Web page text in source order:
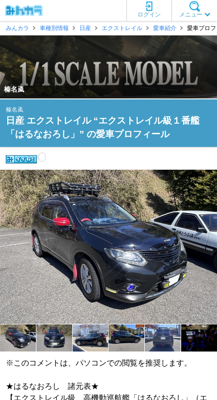
メニュー
ログイン
みんカラ
車種別情報 日産 エクストレイル 愛車紹介 愛車プロ
榛名颪
榛名颪
日産 エクストレイル “エクストレイル級１番艦
「はるなおろし」” の愛車プロフィール
※このコメントは、パソコンでの閲覧を推奨します。
★はるなおろし 諸元表★
【エクストレイル級 高機動巡航艦「はるなおろし」（エ